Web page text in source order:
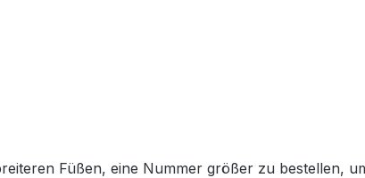
Füßen, eine Nummer größer zu bestellen,